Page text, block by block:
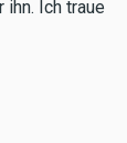
ihn. Ich traue